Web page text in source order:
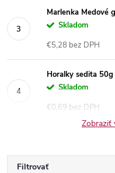
Marlenka Medové
Skladom
€5,28 bez DPH
Horalky sedita 50g
Skladom
€0,69 bez DPH
Zobraziť
Filtrovať